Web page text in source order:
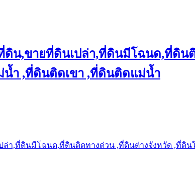
ดิน,ขายที่ดินเปล่า,ที่ดินมีโฉนด,ที่ดิ
น้ำ ,ที่ดินติดเขา ,ที่ดินติดแม่น้ำ
ล่า,ที่ดินมีโฉนด,ที่ดินติดทางด่วน ,ที่ดินต่างจังหวัด ,ที่ดิน